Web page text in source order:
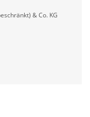
& Co. KG